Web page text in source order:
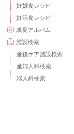
妊娠食レシピ
妊活食レシピ
成長アルバム
施設検索
産後ケア施設検索
産婦人科検索
婦人科検索